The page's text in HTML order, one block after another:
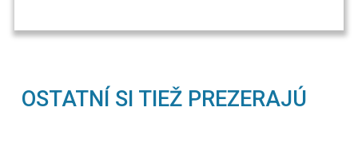
OSTATNÍ SI TIEŽ PREZERAJÚ